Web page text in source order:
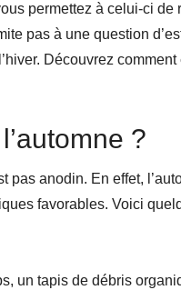
permettez à celui-ci de
pas à une question
Découvrez
?
pas anodin. En effet,
favorables. Voici
un tapis de débris